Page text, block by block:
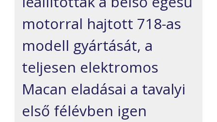
motorral hajtott 718-as
modell gyártását, a
teljesen elektromos
Macan eladásai a tavalyi
első félévben igen